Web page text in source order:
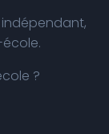
indépendant,
?